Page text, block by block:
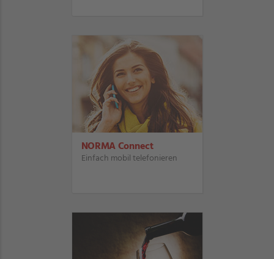
NORMA Connect
Einfach mobil telefonieren